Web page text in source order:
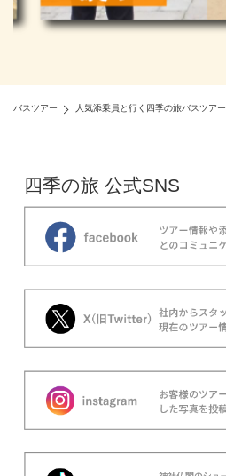
バスツアー 人気添乗員と行く四季の旅バスツアー
四季の旅 公式SNS